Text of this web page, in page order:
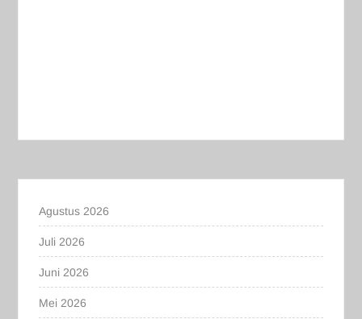
Agustus 2026
Juli 2026
Juni 2026
Mei 2026